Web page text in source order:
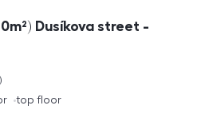
Dusíkova street -
top floor